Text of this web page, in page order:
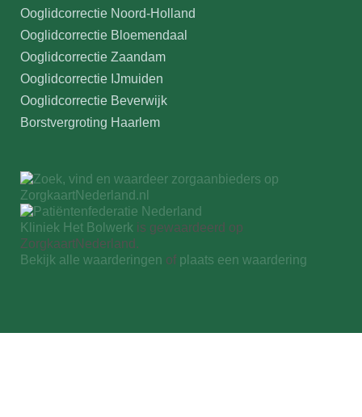
Ooglidcorrectie Noord-Holland
Ooglidcorrectie Bloemendaal
Ooglidcorrectie Zaandam
Ooglidcorrectie IJmuiden
Ooglidcorrectie Beverwijk
Borstvergroting Haarlem
Kliniek Het Bolwerk is gewaardeerd op
ZorgkaartNederland.
Bekijk alle waarderingen of plaats een waardering